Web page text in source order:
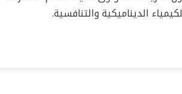
الديناميكية والتنافسية.